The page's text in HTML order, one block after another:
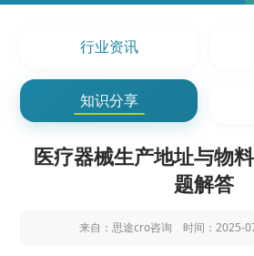
行业资讯
知识分享
医疗器械生产地址与物
题解答
来自：思途cro咨询 时间：2025-